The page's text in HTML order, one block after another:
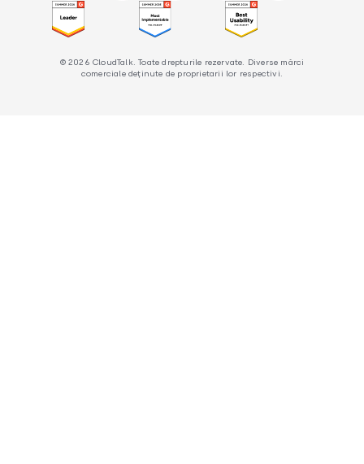
© 2026 CloudTalk. Toate drepturile rezervate. Diverse mărci
comerciale deținute de proprietarii lor respectivi.